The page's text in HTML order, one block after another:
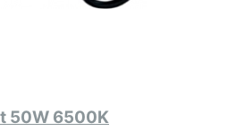
50W 6500K